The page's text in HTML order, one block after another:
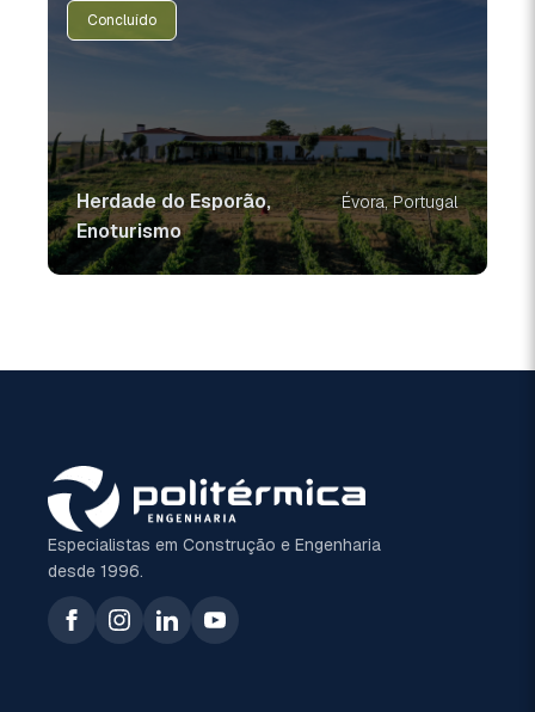
Concluído
Herdade do Esporão,
Enoturismo
Évora, Portugal
Especialistas em Construção e Engenharia
desde 1996.